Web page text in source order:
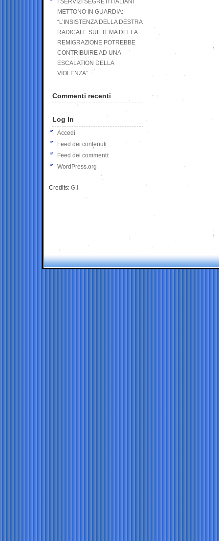
I SERVIZI SEGRETI ITALIANI
METTONO IN GUARDIA:
“L’INSISTENZA DELLA DESTRA
RADICALE SUL TEMA DELLA
REMIGRAZIONE POTREBBE
CONTRIBUIRE AD UNA
ESCALATION DELLA
VIOLENZA”
Commenti recenti
Log In
Accedi
Feed dei contenuti
Feed dei commenti
WordPress.org
Credits: G.I